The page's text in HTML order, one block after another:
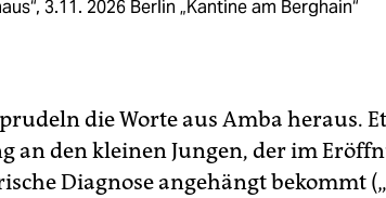
3.11. 2026 Berlin „Kantine am Berghain“
die Worte aus Amba heraus.
an den kleinen Jungen, der im
Diagnose angehängt bekommt